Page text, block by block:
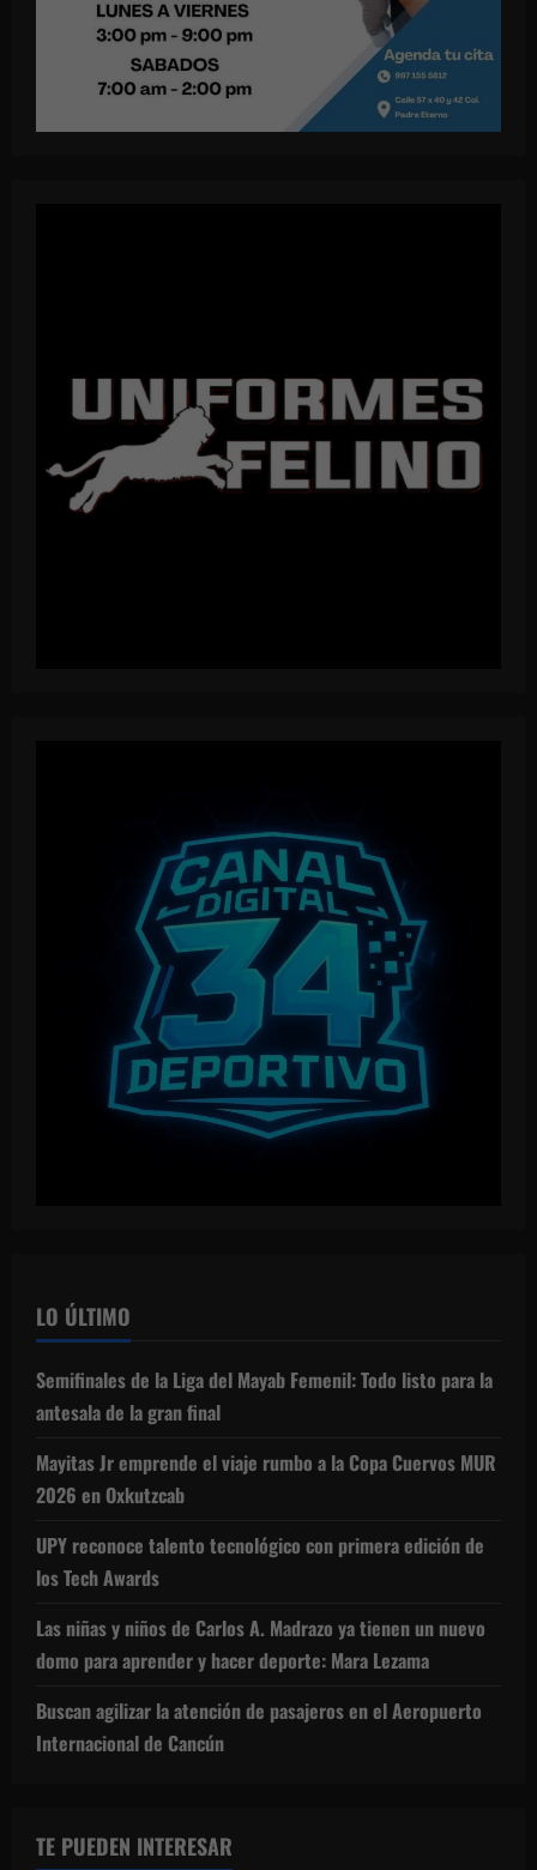
LO ÚLTIMO
Semifinales de la Liga del Mayab Femenil: Todo listo para la
antesala de la gran final
Mayitas Jr emprende el viaje rumbo a la Copa Cuervos MUR
2026 en Oxkutzcab
UPY reconoce talento tecnológico con primera edición de
los Tech Awards
Las niñas y niños de Carlos A. Madrazo ya tienen un nuevo
domo para aprender y hacer deporte: Mara Lezama
Buscan agilizar la atención de pasajeros en el Aeropuerto
Internacional de Cancún
TE PUEDEN INTERESAR